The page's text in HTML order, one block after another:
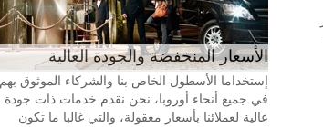
الأسعار المنخفضة والجودة العالية
إستخداما الأسطول الخاص بنا والشركاء الموثوق بهم
في جميع أنحاء أوروبا، نحن نقدم خدمات ذات جودة
عالية لعملائنا بأسعار معقولة، والتي غالبا ما تكون